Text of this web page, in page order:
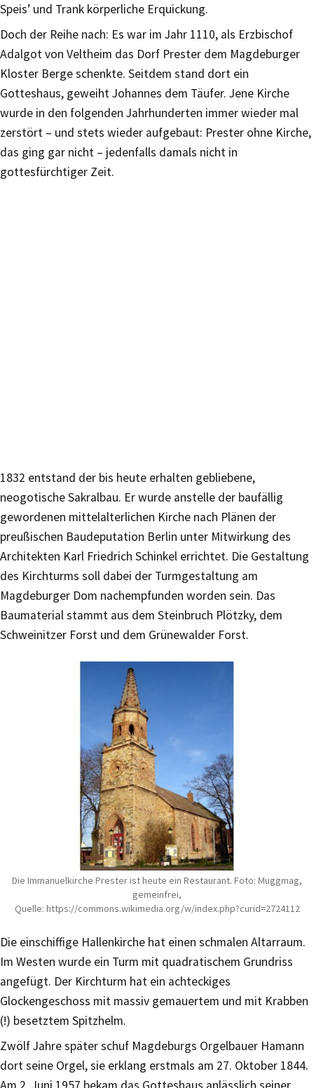
Speis’ und Trank körperliche Erquickung.
Doch der Reihe nach: Es war im Jahr 1110, als Erzbischof
Adalgot von Veltheim das Dorf Prester dem Magdeburger
Kloster Berge schenkte. Seitdem stand dort ein
Gotteshaus, geweiht Johannes dem Täufer. Jene Kirche
wurde in den folgenden Jahrhunderten immer wieder mal
zerstört – und stets wieder aufgebaut: Prester ohne Kirche,
das ging gar nicht – jedenfalls damals nicht in
gottesfürchtiger Zeit.
1832 entstand der bis heute erhalten gebliebene,
neogotische Sakralbau. Er wurde anstelle der baufällig
gewordenen mittelalterlichen Kirche nach Plänen der
preußischen Baudeputation Berlin unter Mitwirkung des
Architekten Karl Friedrich Schinkel errichtet. Die Gestaltung
des Kirchturms soll dabei der Turmgestaltung am
Magdeburger Dom nachempfunden worden sein. Das
Baumaterial stammt aus dem Steinbruch Plötzky, dem
Schweinitzer Forst und dem Grünewalder Forst.
Die Immanuelkirche Prester ist heute ein Restaurant. Foto: Muggmag,
gemeinfrei,
Quelle: https://commons.wikimedia.org/w/index.php?curid=2724112
Die einschiffige Hallenkirche hat einen schmalen Altarraum.
Im Westen wurde ein Turm mit quadratischem Grundriss
angefügt. Der Kirchturm hat ein achteckiges
Glockengeschoss mit massiv gemauertem und mit Krabben
(!) besetztem Spitzhelm.
Zwölf Jahre später schuf Magdeburgs Orgelbauer Hamann
dort seine Orgel, sie erklang erstmals am 27. Oktober 1844.
Am 2. Juni 1957 bekam das Gotteshaus anlässlich seiner